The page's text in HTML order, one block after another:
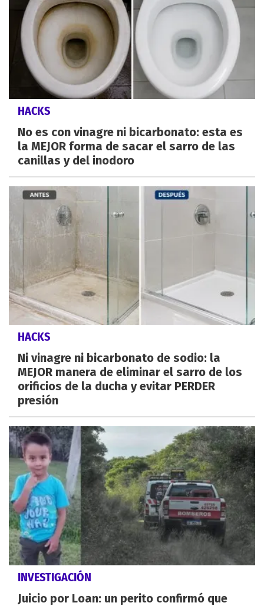
HACKS
No es con vinagre ni bicarbonato: esta es
la MEJOR forma de sacar el sarro de las
canillas y del inodoro
HACKS
Ni vinagre ni bicarbonato de sodio: la
MEJOR manera de eliminar el sarro de los
orificios de la ducha y evitar PERDER
presión
INVESTIGACIÓN
Juicio por Loan: un perito confirmó que